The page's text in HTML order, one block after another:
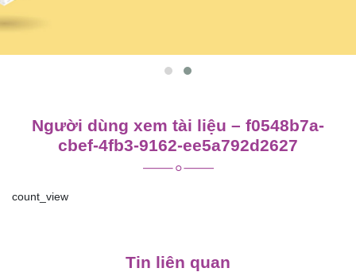
Người dùng xem tài liệu – f0548b7a-
cbef-4fb3-9162-ee5a792d2627
count_view
Tin liên quan